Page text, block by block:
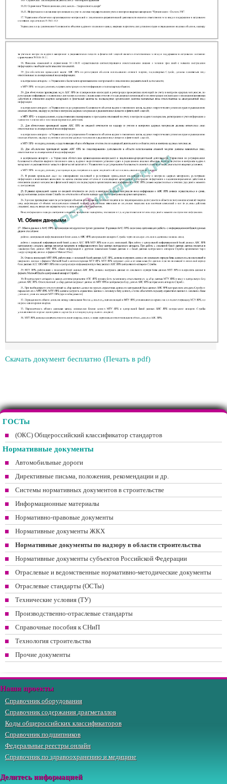
Скачать документ бесплатно (Печать в pdf)
ГОСТы
(ОКС) Общероссийский классификатор стандартов
Нормативные документы
Автомобильные дороги
Директивные письма, положения, рекомендации и др.
Системы нормативных документов в строительстве
Информационные материалы
Нормативно-правовые документы
Нормативные документы ЖКХ
Нормативные документы по надзору в области строительства
Нормативные документы субъектов Российской Федерации
Отраслевые и ведомственные нормативно-методические документы
Отраслевые стандарты (ОСТы)
Технические условия (ТУ)
Производственно-отраслевые стандарты
Справочные пособия к СНиП
Технология строительства
Прочие документы
Наши проекты
Справочник оборудования
Справочник содержания драгметаллов
Коды общероссийских классификаторов
Справочник подшипников
Федеральные реестры онлайн
Справочник по здравоохранению и медицине
Делитесь информацией